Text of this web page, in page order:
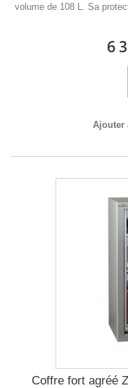
volume de 108 L. Sa
6
Ajouter
Coffre fort agréé